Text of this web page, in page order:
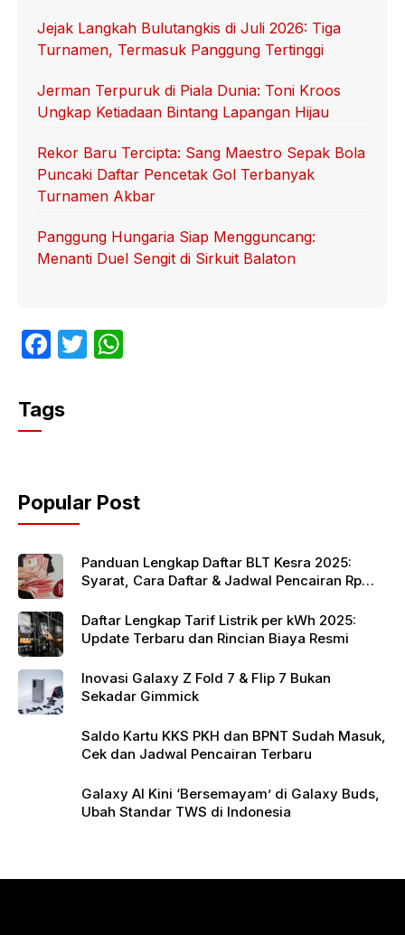
Jejak Langkah Bulutangkis di Juli 2026: Tiga
Turnamen, Termasuk Panggung Tertinggi
Jerman Terpuruk di Piala Dunia: Toni Kroos
Ungkap Ketiadaan Bintang Lapangan Hijau
Rekor Baru Tercipta: Sang Maestro Sepak Bola
Puncaki Daftar Pencetak Gol Terbanyak
Turnamen Akbar
Panggung Hungaria Siap Mengguncang:
Menanti Duel Sengit di Sirkuit Balaton
F
c
e
o
o
k
T
p
p
Tags
Popular Post
Panduan Lengkap Daftar BLT Kesra 2025:
Syarat, Cara Daftar & Jadwal Pencairan Rp
Daftar Lengkap Tarif Listrik per kWh 2025:
Update Terbaru dan Rincian Biaya Resmi
Inovasi Galaxy Z Fold 7 & Flip 7 Bukan
Sekadar Gimmick
Saldo Kartu KKS PKH dan BPNT Sudah Masuk,
Cek dan Jadwal Pencairan Terbaru
Galaxy AI Kini ‘Bersemayam’ di Galaxy Buds,
Ubah Standar TWS di Indonesia